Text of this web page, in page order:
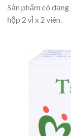
Sản phẩm có
hộp 2 vỉ x 2 viên.